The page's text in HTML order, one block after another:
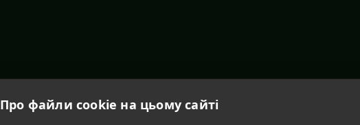
Про файли cookie на цьому сайті